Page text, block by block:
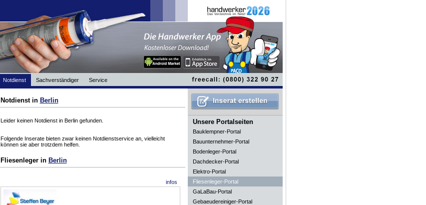
Notdienst Sachverständiger Service
Notdienst in Berlin
Leider keinen Notdienst in Berlin gefunden.
Folgende Inserate bieten zwar keinen Notdienstservice an, vielleicht
können sie aber trotzdem helfen.
Fliesenleger in Berlin
infos
Unsere Portalseiten
Bauklempner-Portal
Bauunternehmer-Portal
Bodenleger-Portal
Dachdecker-Portal
Elektro-Portal
Fliesenleger-Portal
GaLaBau-Portal
Gebaeudereiniger-Portal